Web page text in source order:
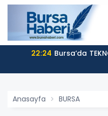
22:24 Bursa’da
Anasayfa BURSA